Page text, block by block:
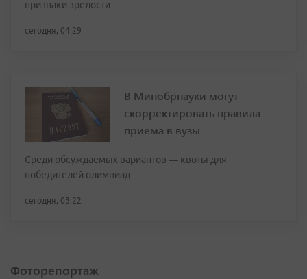
признаки зрелости
сегодня, 04:29
В Минобрнауки могут
скорректировать правила
приема в вузы
Среди обсуждаемых вариантов — квоты для
победителей олимпиад
сегодня, 03:22
Фоторепортаж